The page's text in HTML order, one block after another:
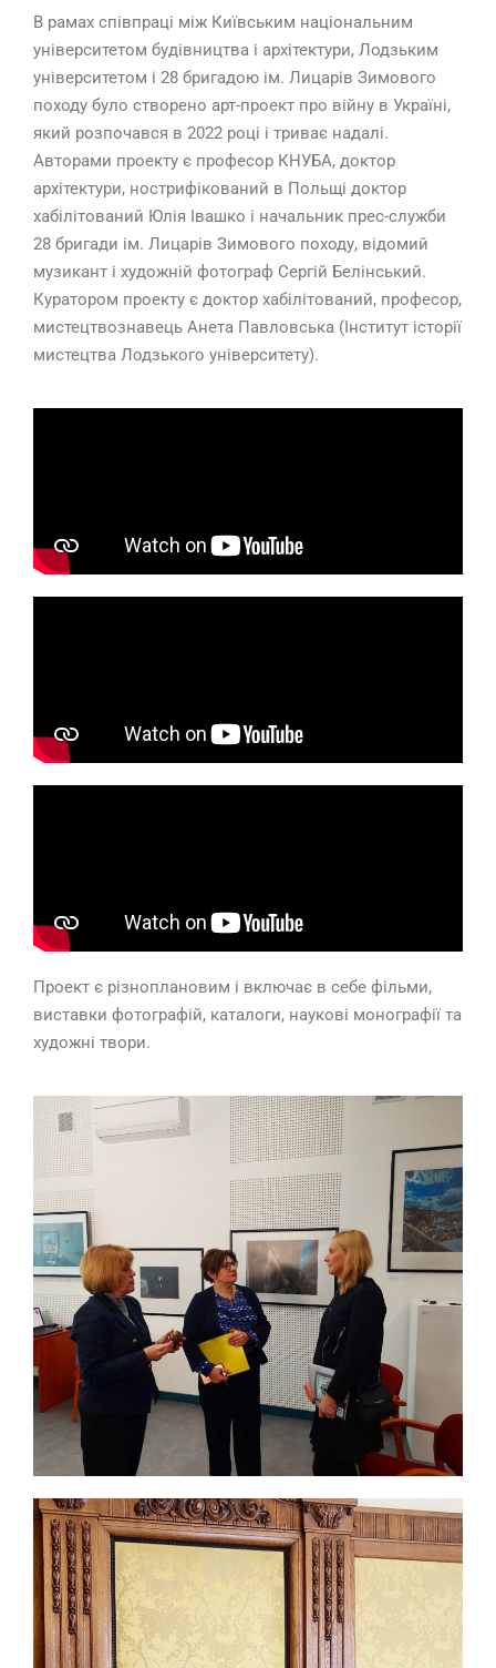
В рамах співпраці між Київським національним
університетом будівництва і архітектури, Лодзьким
університетом і 28 бригадою ім. Лицарів Зимового
походу було створено арт-проект про війну в Україні,
який розпочався в 2022 році і триває надалі.
Авторами проекту є професор КНУБА, доктор
архітектури, нострифікований в Польщі доктор
хабілітований Юлія Івашко і начальник прес-служби
28 бригади ім. Лицарів Зимового походу, відомий
музикант і художній фотограф Сергій Белінський.
Куратором проекту є доктор хабілітований, професор,
мистецтвознавець Анета Павловська (Інститут історії
мистецтва Лодзького університету).
Проект є різноплановим і включає в себе фільми,
виставки фотографій, каталоги, наукові монографії та
художні твори.